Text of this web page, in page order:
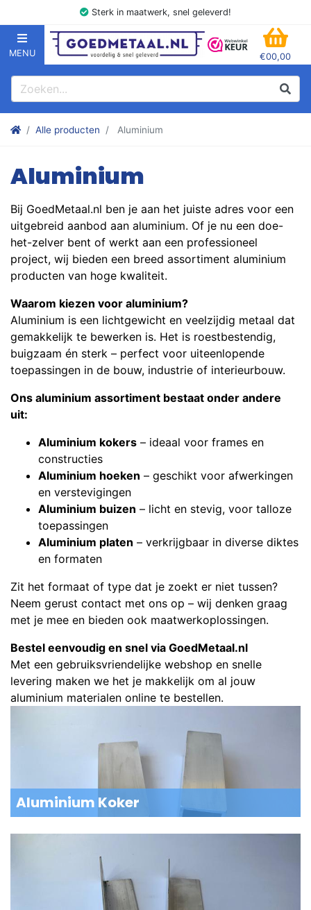
Sterk in maatwerk, snel geleverd!
MENU
GOEDMETAAL.NL
€00,00
Zoeken
Zoek
Stalen kokers, hoekstaal, Balk, Buizen Plat, Strippen, Plaat en
Alle producten Aluminium
Aluminium
Bij GoedMetaal.nl ben je aan het juiste adres voor een
uitgebreid aanbod aan aluminium. Of je nu een doe-
het-zelver bent of werkt aan een professioneel
project, wij bieden een breed assortiment aluminium
producten van hoge kwaliteit.
Waarom kiezen voor aluminium?
Aluminium is een lichtgewicht en veelzijdig metaal dat
gemakkelijk te bewerken is. Het is roestbestendig,
buigzaam én sterk – perfect voor uiteenlopende
toepassingen in de bouw, industrie of interieurbouw.
Ons aluminium assortiment bestaat onder andere
uit:
Aluminium kokers – ideaal voor frames en
constructies
Aluminium hoeken – geschikt voor afwerkingen
en verstevigingen
Aluminium buizen – licht en stevig, voor talloze
toepassingen
Aluminium platen – verkrijgbaar in diverse diktes
en formaten
Zit het formaat of type dat je zoekt er niet tussen?
Neem gerust contact met ons op – wij denken graag
met je mee en bieden ook maatwerkoplossingen.
Bestel eenvoudig en snel via GoedMetaal.nl
Met een gebruiksvriendelijke webshop en snelle
levering maken we het je makkelijk om al jouw
aluminium materialen online te bestellen.
Aluminium Koker